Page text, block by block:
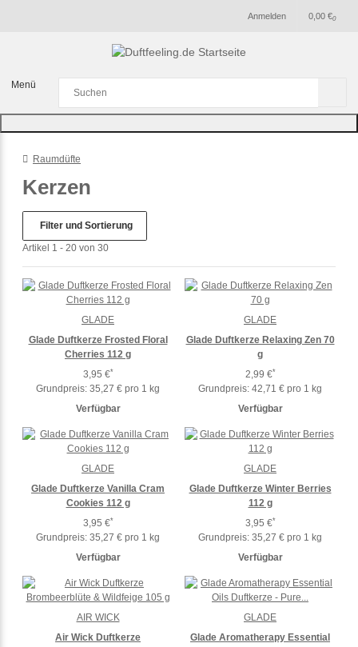
Anmelden 0
0,00 €
Menü
Raumdüfte
Kerzen
Filter und Sortierung
Artikel 1 - 20 von 30
Glade Duftkerze Frosted Floral
Cherries 112 g
3,95 €*
Grundpreis: 35,27 € pro 1 kg
Verfügbar
GLADE
Glade Duftkerze Relaxing Zen 70
g
2,99 €*
Grundpreis: 42,71 € pro 1 kg
Verfügbar
GLADE
Glade Duftkerze Vanilla Cram
Cookies 112 g
3,95 €*
Grundpreis: 35,27 € pro 1 kg
Verfügbar
GLADE
Glade Duftkerze Winter Berries
112 g
3,95 €*
Grundpreis: 35,27 € pro 1 kg
Verfügbar
GLADE
Air Wick Duftkerze
AIR WICK
Glade Aromatherapy Essential
GLADE